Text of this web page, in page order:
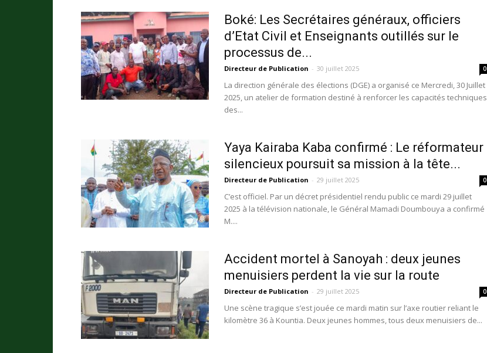
Boké: Les Secrétaires généraux, officiers
d’Etat Civil et Enseignants outillés sur le
processus de...
Directeur de Publication - 30 juillet 2025 0
La direction générale des élections (DGE) a organisé ce Mercredi, 30 Juillet
2025, un atelier de formation destiné à renforcer les capacités techniques
des...
Yaya Kairaba Kaba confirmé : Le réformateur
silencieux poursuit sa mission à la tête...
Directeur de Publication - 29 juillet 2025 0
C’est officiel. Par un décret présidentiel rendu public ce mardi 29 juillet
2025 à la télévision nationale, le Général Mamadi Doumbouya a confirmé
M....
Accident mortel à Sanoyah : deux jeunes
menuisiers perdent la vie sur la route
Directeur de Publication - 29 juillet 2025 0
Une scène tragique s’est jouée ce mardi matin sur l’axe routier reliant le
kilomètre 36 à Kountia. Deux jeunes hommes, tous deux menuisiers de...